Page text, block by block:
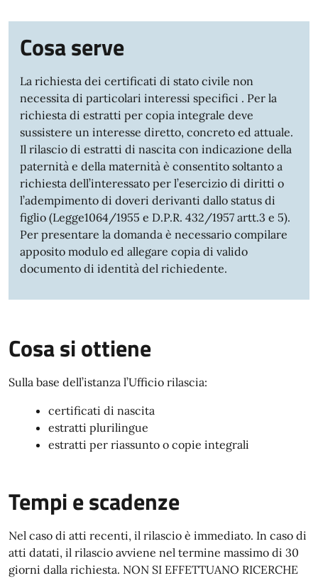
Cosa serve
La richiesta dei certificati di stato civile non
necessita di particolari interessi specifici . Per la
richiesta di estratti per copia integrale deve
sussistere un interesse diretto, concreto ed attuale.
Il rilascio di estratti di nascita con indicazione della
paternità e della maternità è consentito soltanto a
richiesta dell’interessato per l’esercizio di diritti o
l’adempimento di doveri derivanti dallo status di
figlio (Legge1064/1955 e D.P.R. 432/1957 artt.3 e 5).
Per presentare la domanda è necessario compilare
apposito modulo ed allegare copia di valido
documento di identità del richiedente.
Cosa si ottiene
Sulla base dell’istanza l’Ufficio rilascia:
certificati di nascita
estratti plurilingue
estratti per riassunto o copie integrali
Tempi e scadenze
Nel caso di atti recenti, il rilascio è immediato. In caso di
atti datati, il rilascio avviene nel termine massimo di 30
giorni dalla richiesta. NON SI EFFETTUANO RICERCHE